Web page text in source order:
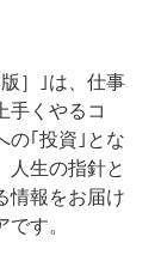
］｣は、仕事
手くやるコ
の｢投資｣とな
人生の指針と
情報をお届け
です。